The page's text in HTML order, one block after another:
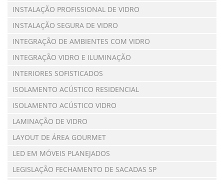
INSTALAÇÃO PROFISSIONAL DE VIDRO
INSTALAÇÃO SEGURA DE VIDRO
INTEGRAÇÃO DE AMBIENTES COM VIDRO
INTEGRAÇÃO VIDRO E ILUMINAÇÃO
INTERIORES SOFISTICADOS
ISOLAMENTO ACÚSTICO RESIDENCIAL
ISOLAMENTO ACÚSTICO VIDRO
LAMINAÇÃO DE VIDRO
LAYOUT DE ÁREA GOURMET
LED EM MÓVEIS PLANEJADOS
LEGISLAÇÃO FECHAMENTO DE SACADAS SP